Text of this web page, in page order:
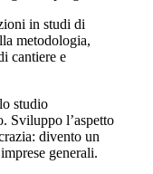
in studi di
metodologia,
cantiere e
studio
Sviluppo l’aspetto
divento un
generali.